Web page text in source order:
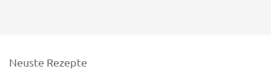
Neuste Rezepte